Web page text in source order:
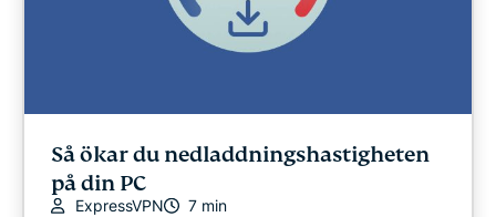
Så ökar du nedladdningshastigheten
på din PC
ExpressVPN 7 min